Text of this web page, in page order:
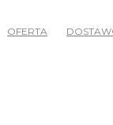
OFERTA